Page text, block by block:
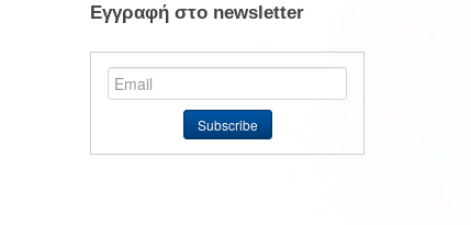
Εγγραφή στο newsletter